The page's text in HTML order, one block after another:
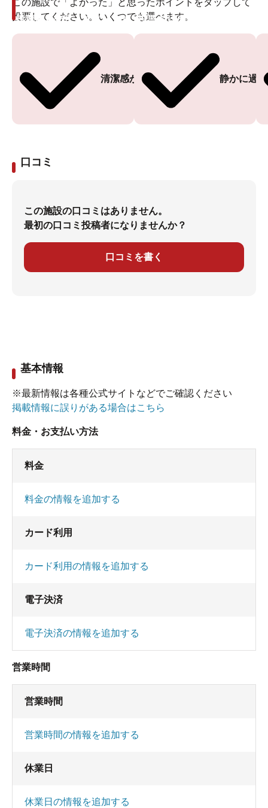
この施設で「よかった」と思ったポイントをタップして
投票してください。いくつでも選べます。
清潔感がある
投票ありがとうございます
静かに過
投票ありがとうございます
口コミ
この施設の口コミはありません。
最初の口コミ投稿者になりませんか？
口コミを書く
基本情報
※最新情報は各種公式サイトなどでご確認ください
掲載情報に誤りがある場合はこちら
料金・お支払い方法
料金
料金の情報を追加する
カード利用
カード利用の情報を追加する
電子決済
電子決済の情報を追加する
営業時間
営業時間
営業時間の情報を追加する
休業日
休業日の情報を追加する